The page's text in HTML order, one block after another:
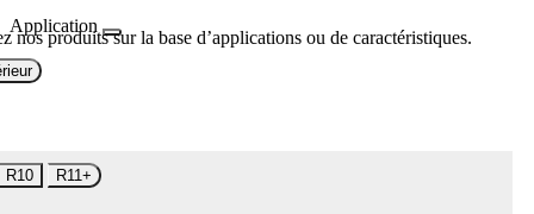
Application
nos produits sur la base d’applications ou de caractéristiques.
R10 R11+